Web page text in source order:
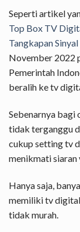
Seperti artikel
Top Box TV
Tangkapan
November 2022
Pemerintah
beralih ke tv
Sebenarnya
tidak terganggu
cukup setting tv
menikmati siaran
Hanya saja,
memiliki tv
tidak murah.